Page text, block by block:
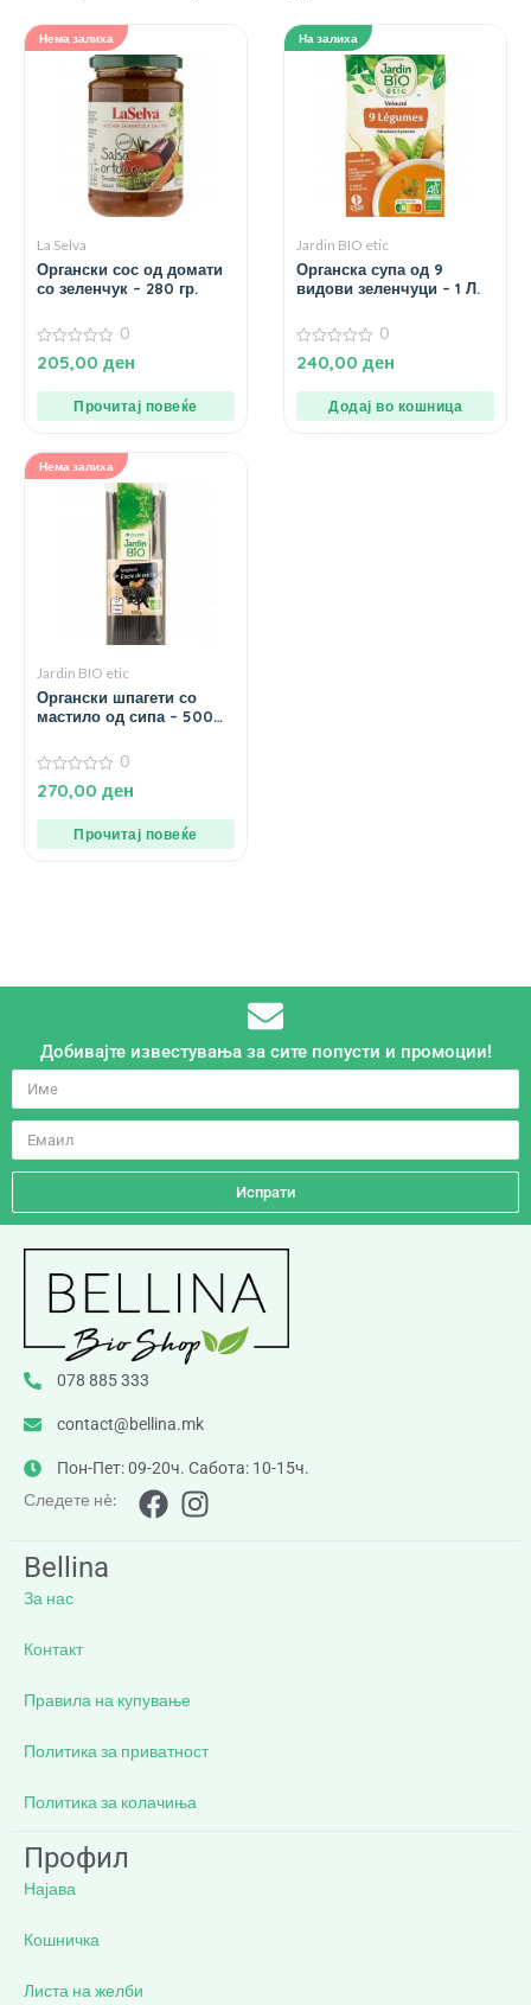
Нема залиха
La Selva
Органски сос од домати
со зеленчук – 280 гр.
0
од
0
205,00 ден
Прочитај повеќе
На залиха
Jardin BIO etic
Органска супа од 9
видови зеленчуци – 1 Л.
0
од
0
240,00 ден
Додај во кошница
Нема залиха
Jardin BIO etic
Органски шпагети со
мастило од сипа – 500
0
од
0
270,00 ден
Прочитај повеќе
Добивајте известувања за сите попусти и промоции!
Испрати
078 885 333
contact@bellina.mk
Пон-Пет: 09-20ч. Сабота: 10-15ч.
Следете нè:
Bellina
За нас
Контакт
Правила на купување
Политика за приватност
Политика за колачиња
Профил
Најава
Кошничка
Листа на желби